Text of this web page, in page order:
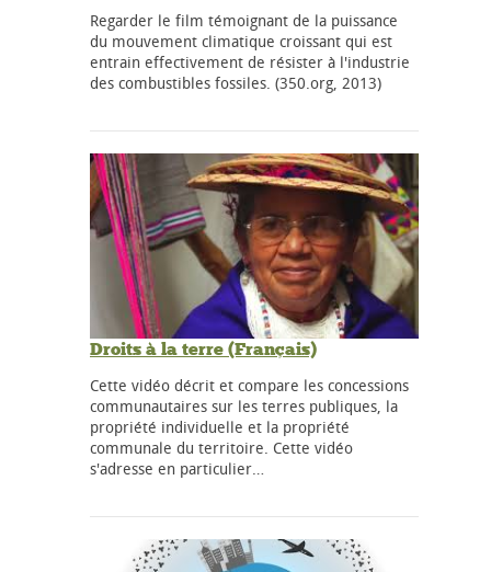
Regarder le film témoignant de la puissance
du mouvement climatique croissant qui est
entrain effectivement de résister à l'industrie
des combustibles fossiles. (350.org, 2013)
Droits à la terre (Français)
Cette vidéo décrit et compare les concessions
communautaires sur les terres publiques, la
propriété individuelle et la propriété
communale du territoire. Cette vidéo
s'adresse en particulier…